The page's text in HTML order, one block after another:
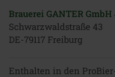
Brauerei GANTER GmbH
Schwarzwaldstraße 43
DE-79117 Freiburg
Enthalten in den